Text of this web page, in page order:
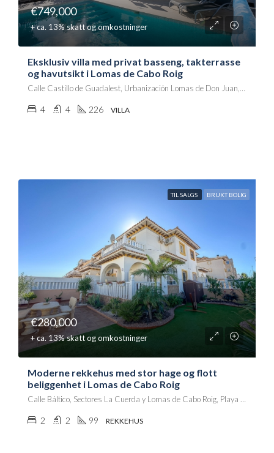
€749,000
+ ca. 13% skatt og omkostninger
Eksklusiv villa med privat basseng, takterrasse
og havutsikt i Lomas de Cabo Roig
Calle Castillo de Guadalest, Urbanización Lomas de Don Juan, Villa Martín, Orihuela, el Baix Segura / La Vega Baja, Alacant / Alicante, Comunitat Valenciana, 03189, España
4 4 226 VILLA
TIL SALGS BRUKT BOLIG
€280,000
+ ca. 13% skatt og omkostninger
Moderne rekkehus med stor hage og flott
beliggenhet i Lomas de Cabo Roig
Calle Báltico, Sectores La Cuerda y Lomas de Cabo Roig, Playa Flamenca II, Orihuela, el Baix Segura / La Vega Baja, Alacant / Alicante, Comunitat Valenciana, 03189, España
2 2 99 REKKEHUS